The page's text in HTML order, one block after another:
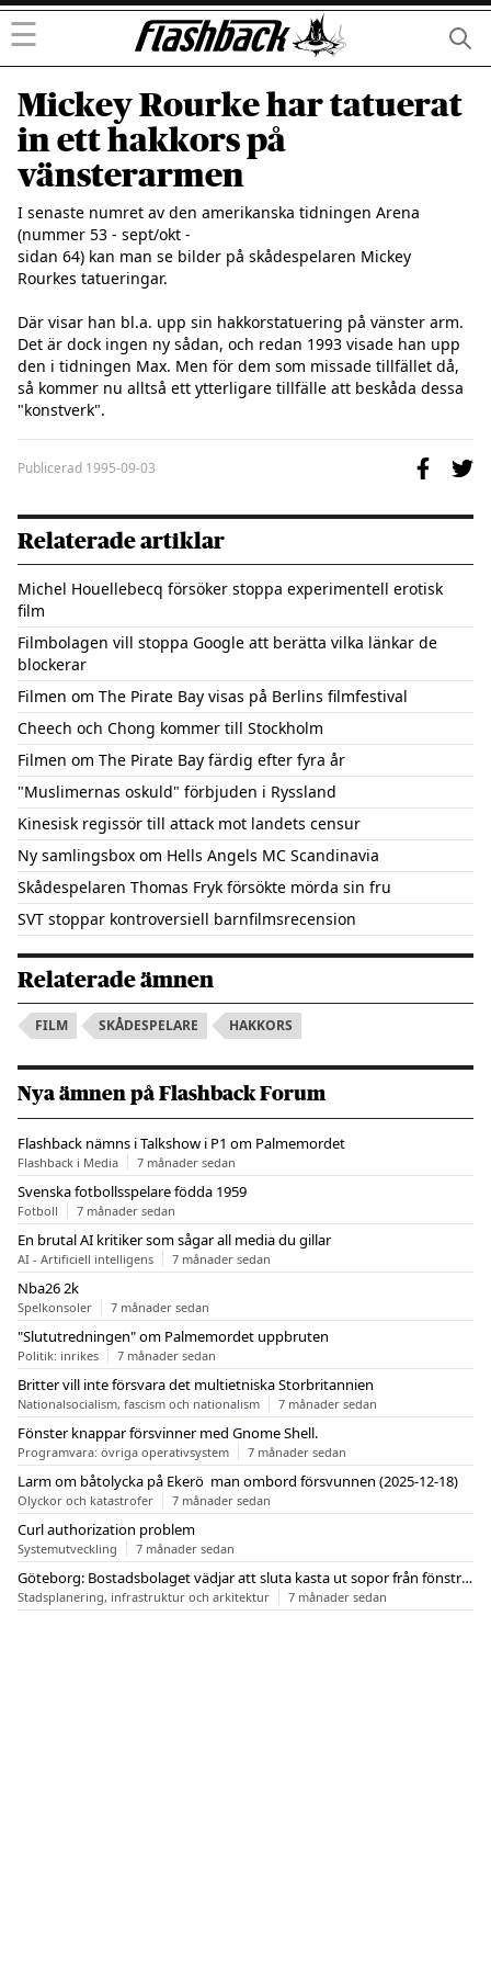
☰
Mickey Rourke har tatuerat
in ett hakkors på
vänsterarmen
I senaste numret av den amerikanska tidningen Arena
(nummer 53 - sept/okt -
sidan 64) kan man se bilder på skådespelaren Mickey
Rourkes tatueringar.
Där visar han bl.a. upp sin hakkorstatuering på vänster arm.
Det är dock ingen ny sådan, och redan 1993 visade han upp
den i tidningen Max. Men för dem som missade tillfället då,
så kommer nu alltså ett ytterligare tillfälle att beskåda dessa
"konstverk".
Publicerad 1995-09-03
Relaterade artiklar
Michel Houellebecq försöker stoppa experimentell erotisk
film
Filmbolagen vill stoppa Google att berätta vilka länkar de
blockerar
Filmen om The Pirate Bay visas på Berlins filmfestival
Cheech och Chong kommer till Stockholm
Filmen om The Pirate Bay färdig efter fyra år
"Muslimernas oskuld" förbjuden i Ryssland
Kinesisk regissör till attack mot landets censur
Ny samlingsbox om Hells Angels MC Scandinavia
Skådespelaren Thomas Fryk försökte mörda sin fru
SVT stoppar kontroversiell barnfilmsrecension
Relaterade ämnen
FILM SKÅDESPELARE HAKKORS
Nya ämnen på Flashback Forum
Flashback nämns i Talkshow i P1 om Palmemordet
Flashback i Media 7 månader sedan
Svenska fotbollsspelare födda 1959
Fotboll 7 månader sedan
En brutal AI kritiker som sågar all media du gillar
AI - Artificiell intelligens 7 månader sedan
Nba26 2k
Spelkonsoler 7 månader sedan
"Slututredningen" om Palmemordet uppbruten
Politik: inrikes 7 månader sedan
Britter vill inte försvara det multietniska Storbritannien
Nationalsocialism, fascism och nationalism 7 månader sedan
Fönster knappar försvinner med Gnome Shell.
Programvara: övriga operativsystem 7 månader sedan
Larm om båtolycka på Ekerö  man ombord försvunnen (2025-12-18)
Olyckor och katastrofer 7 månader sedan
Curl authorization problem
Systemutveckling 7 månader sedan
Göteborg: Bostadsbolaget vädjar att sluta kasta ut sopor från fönstren
Stadsplanering, infrastruktur och arkitektur 7 månader sedan